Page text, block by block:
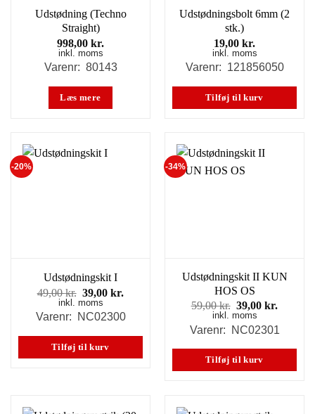
Udstødning (Techno
Straight)
998,00 kr.
inkl. moms
Varenr: 80143
Læs mere
Udstødningsbolt 6mm (2
stk.)
19,00 kr.
inkl. moms
Varenr: 121856050
Tilføj til kurv
-20%
Udstødningskit I
49,00kr. Den
oprindelige
pris
49,00 kr..
39,00kr.
pris
39,00 kr..
inkl. moms
Varenr: NC02300
Tilføj til kurv
-34%
Udstødningskit II KUN
HOS OS
59,00kr. Den
oprindelige
pris
59,00 kr..
39,00kr.Den
pris
39,00
inkl. moms
Varenr: NC02301
Tilføj til kurv